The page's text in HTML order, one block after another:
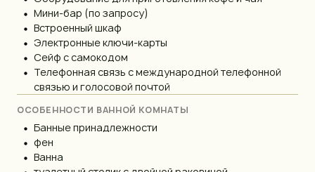
Мини-бар (по запросу)
Встроенный шкаф
Электронные ключи-карты
Сейф с самокодом
Телефонная связь с международной телефонной
связью и голосовой почтой
ОСОБЕННОСТИ ВАННОЙ КОМНАТЫ
Банные принадлежности
фен
Ванна